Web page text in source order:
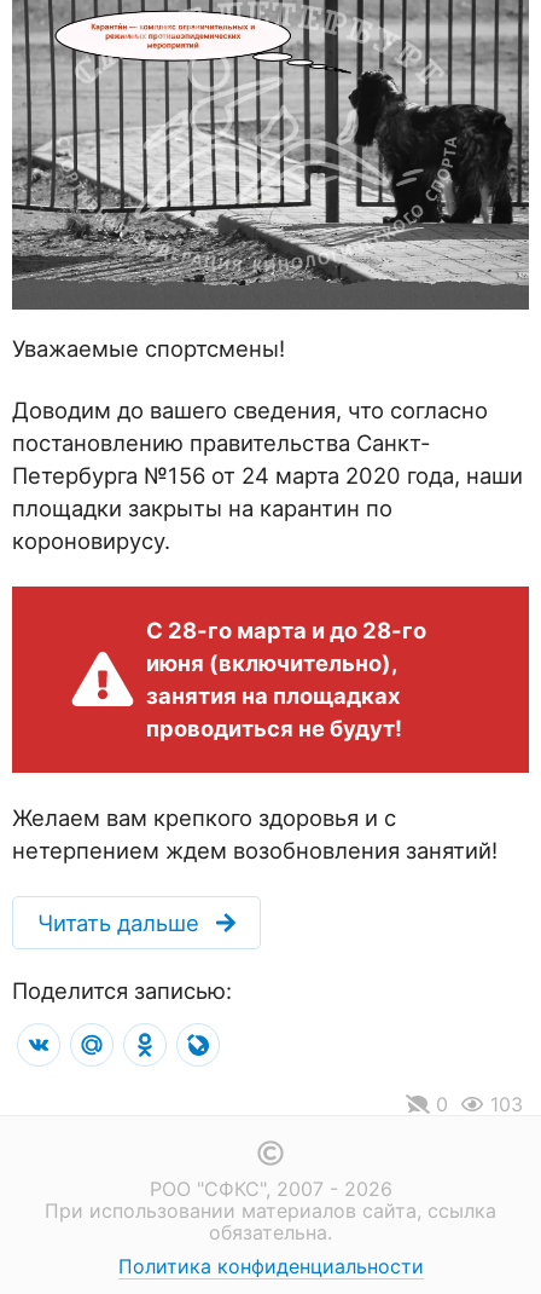
Уважаемые спортсмены!
Доводим до вашего сведения, что согласно
постановлению правительства Санкт-
Петербурга №156 от 24 марта 2020 года, наши
площадки закрыты на карантин по
короновирусу.
С 28-го марта и до 28-го
июня (включительно),
занятия на площадках
проводиться не будут!
Желаем вам крепкого здоровья и с
нетерпением ждем возобновления занятий!
Читать дальше
Поделится записью:
VK Mail.RuOdnoklassniki
0 103
РОО "СФКС", 2007 - 2026
При использовании материалов сайта, ссылка
обязательна.
Политика конфиденциальности